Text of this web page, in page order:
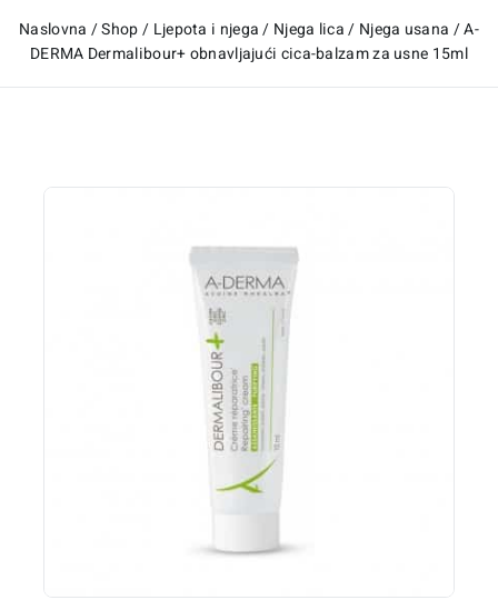
Naslovna /Shop/ Ljepota i njega / Njega lica / Njega usana /A-
DERMA Dermalibour+ obnavljajući cica-balzam za usne 15ml